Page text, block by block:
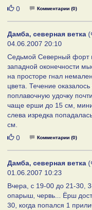
Нравится
0 Комментарии (0)
Дамба, северная ветка
04.06.2007 20:10
Седьмой Северный форт
западной оконечности
на просторе гнал
цвета. Течение
поплавочную удочку
чаще ерши до 15 см,
слева изредка
см.
Нравится
0 Комментарии (0)
Дамба, северная ветка
01.06.2007 10:23
Вчера, с 19-00 до 21-30,
опарыш, червь... Ёрш
30, когда попался 1